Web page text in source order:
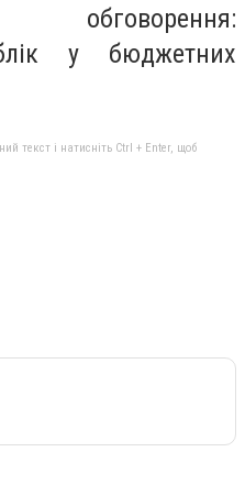
у бюджетних
текст і натисніть Ctrl + Enter, щоб